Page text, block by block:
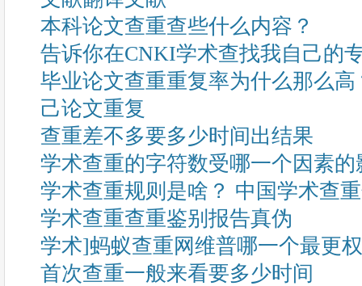
本科论文查重查些什么内容？
告诉你在CNKI学术查找我自己的
毕业论文查重重复率为什么那么
己论文重复
查重差不多要多少时间出结果
学术查重的字符数受哪一个因素的
学术查重规则是啥？ 中国学术查
学术查重查重鉴别报告真伪
学术]蚂蚁查重网维普哪一个最更
首次查重一般来看要多少时间